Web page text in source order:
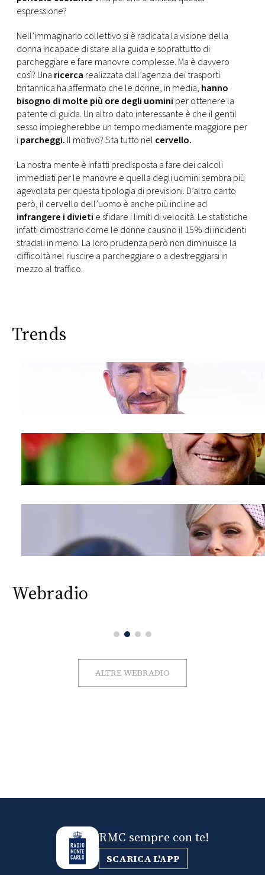
espressione?
Nell’immaginario collettivo si è radicata la visione della
donna incapace di stare alla guida e soprattutto di
parcheggiare e fare manovre complesse. Ma è davvero
così? Una ricerca realizzata dall’agenzia dei trasporti
britannica ha affermato che le donne, in media, hanno
bisogno di molte più ore degli uomini per ottenere la
patente di guida. Un altro dato interessante è che il gentil
sesso impiegherebbe un tempo mediamente maggiore per
iparcheggi. Il motivo? Sta tutto nel cervello.
La nostra mente è infatti predisposta a fare dei calcoli
immediati per le manovre e quella degli uomini sembra più
agevolata per questa tipologia di previsioni. D’altro canto
però, il cervello dell’uomo è anche più incline ad
infrangere i divieti e sfidare i limiti di velocità. Le statistiche
infatti dimostrano come le donne causino il 15% di incidenti
stradali in meno. La loro prudenza però non diminuisce la
difficoltà nel riuscire a parcheggiare o a destreggiarsi in
mezzo al traffico.
Trends
Webradio
ALTRE WEBRADIO
RMC sempre con te!
SCARICA L'APP